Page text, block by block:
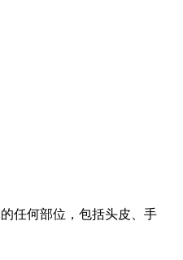
任何部位，包括头皮、手